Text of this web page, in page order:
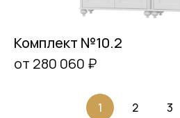
Комплект №10.2
от 280 060 ₽
1 2 3